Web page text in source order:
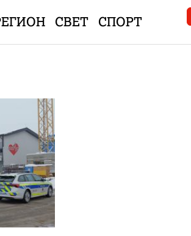
СВЕТ СПОРТ